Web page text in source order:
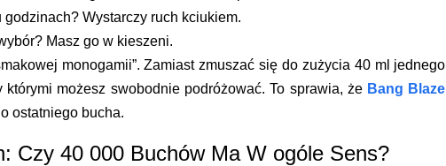
godzinach?Wystarczy ruch kciukiem.
Masz go w kieszeni.
monogamii”. Zamiast zmuszać się do zużycia 40 ml jednego
możesz swobodnie podróżować. To sprawia, że Bang Blaze
ostatniego bucha.
Czy 40 000 Buchów Ma W ogóle Sens?